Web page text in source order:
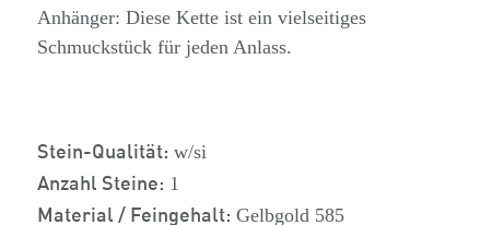
Anhänger: Diese Kette ist ein vielseitiges
Schmuckstück für jeden Anlass.
Stein-Qualität: w/si
Anzahl Steine: 1
Material / Feingehalt: Gelbgold 585